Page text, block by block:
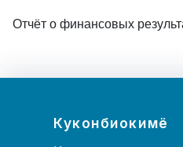
Отчёт о финансовых
Куконбиокимё